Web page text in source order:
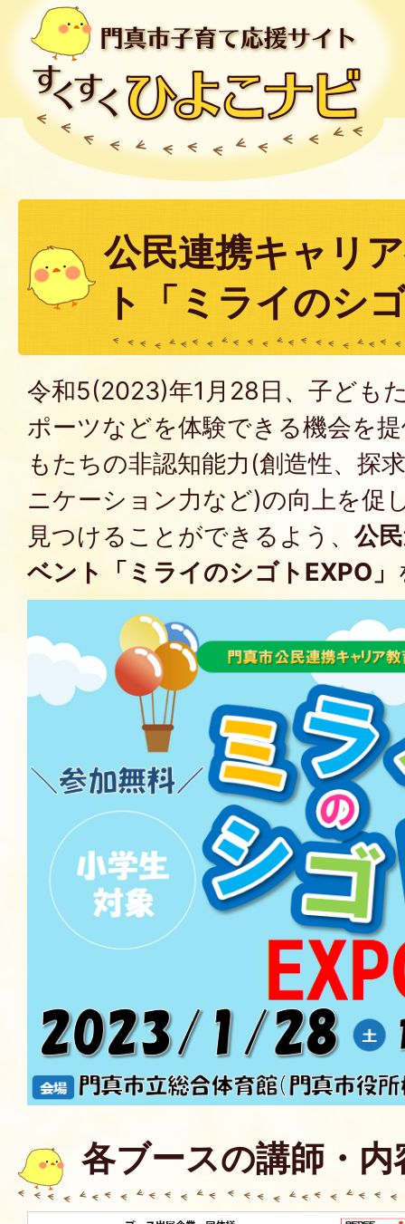
公民連携キャリ
ト「ミライのシ
令和5(2023)年1月28日、子ども
ポーツなどを体験できる機会を
もたちの非認知能力(創造性、探
ニケーション力など)の向上を促
見つけることができるよう、 公
ベント「ミライのシゴトEXPO」
各ブースの講師・内